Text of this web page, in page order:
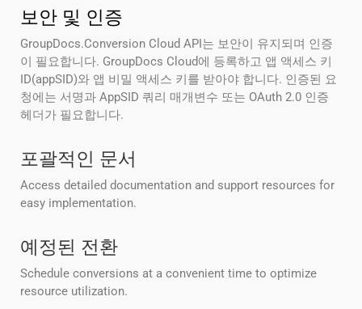
보안 및 인증
GroupDocs.Conversion Cloud API는 보안이 유지되며 인증
이 필요합니다. GroupDocs Cloud에 등록하고 앱 액세스 키
ID(appSID)와 앱 비밀 액세스 키를 받아야 합니다. 인증된 요
청에는 서명과 AppSID 쿼리 매개변수 또는 OAuth 2.0 인증
헤더가 필요합니다.
포괄적인 문서
Access detailed documentation and support resources for
easy implementation.
예정된 전환
Schedule conversions at a convenient time to optimize
resource utilization.